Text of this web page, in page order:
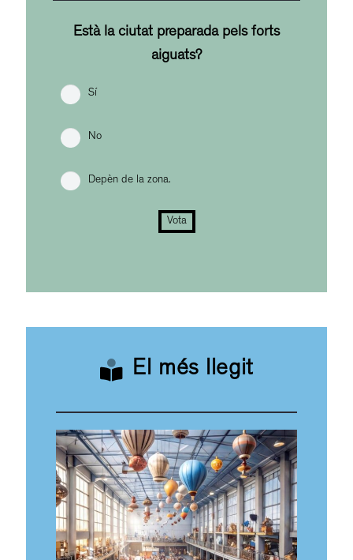
Està la ciutat preparada pels forts
aiguats?
Sí
No
Depèn de la zona.
Vota
El més llegit